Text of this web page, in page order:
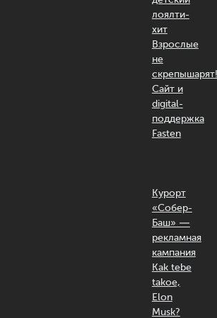
лоялти-
хит
Взрослые
не
скрепышарят!
Сайт и
digital-
поддержка
Fasten
Курорт
«Собер-
Баш» —
рекламная
кампания
Kak tebe
takoe,
Elon
Musk?